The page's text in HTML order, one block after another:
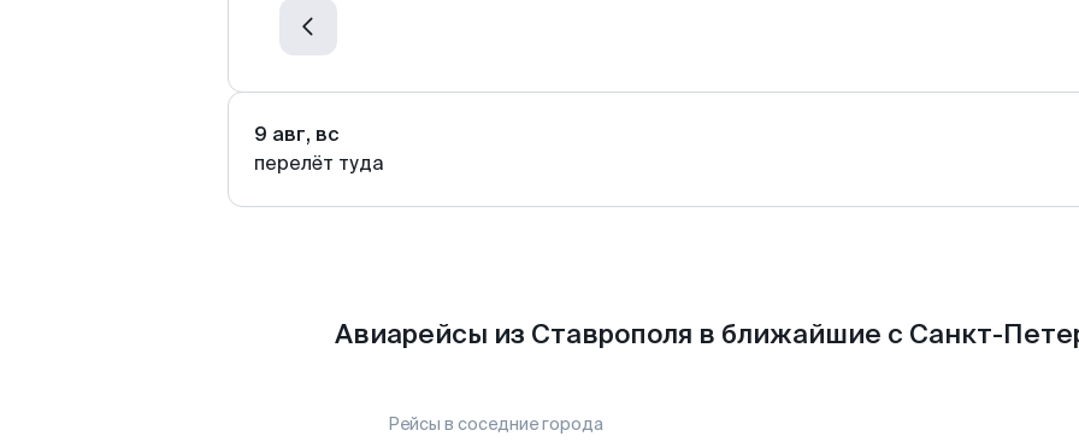
9 авг, вс
перелёт туда
Авиарейсы из Ставрополя в ближайшие с Санкт-
Рейсы в соседние города